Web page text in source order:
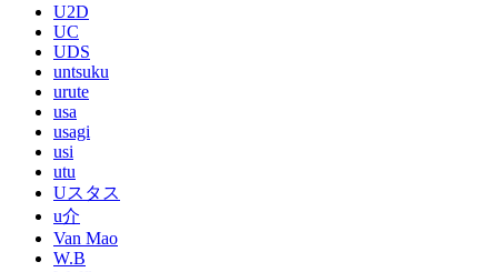
U2D
UC
UDS
untsuku
urute
usa
usagi
usi
utu
Uスタス
u介
Van Mao
W.B